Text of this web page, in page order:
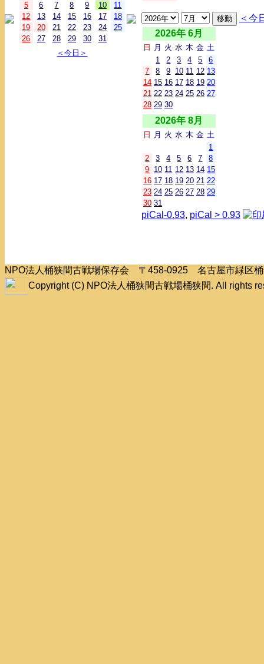
5
6 7 8 9 10
11
12
13 14 15 16 17
18
19
20 21 22 23 24
25
26
27 28 29 30
31
＜今日＞
＜今
2026年 6月
日 月 火 水 木 金 土
1
2 3 4 5
6
7
8 9 10 11 12 13
14 15 16 17 18 19 20
21 22 23 24 25 26 27
28 29 30
2026年 8月
日 月 火 水 木 金 土
1
2
3 4 5 6 7
8
9 10 11 12 13 14 15
16 17 18 19 20 21 22
23 24 25 26 27 28 29
30 31
piCal-0.93, piCal > 0.93
NPO法人桶狭間古戦場保存会 〒458-0925 名古屋市緑区
Copyright (C) NPO法人桶狭間古戦場桶狭間. All rights